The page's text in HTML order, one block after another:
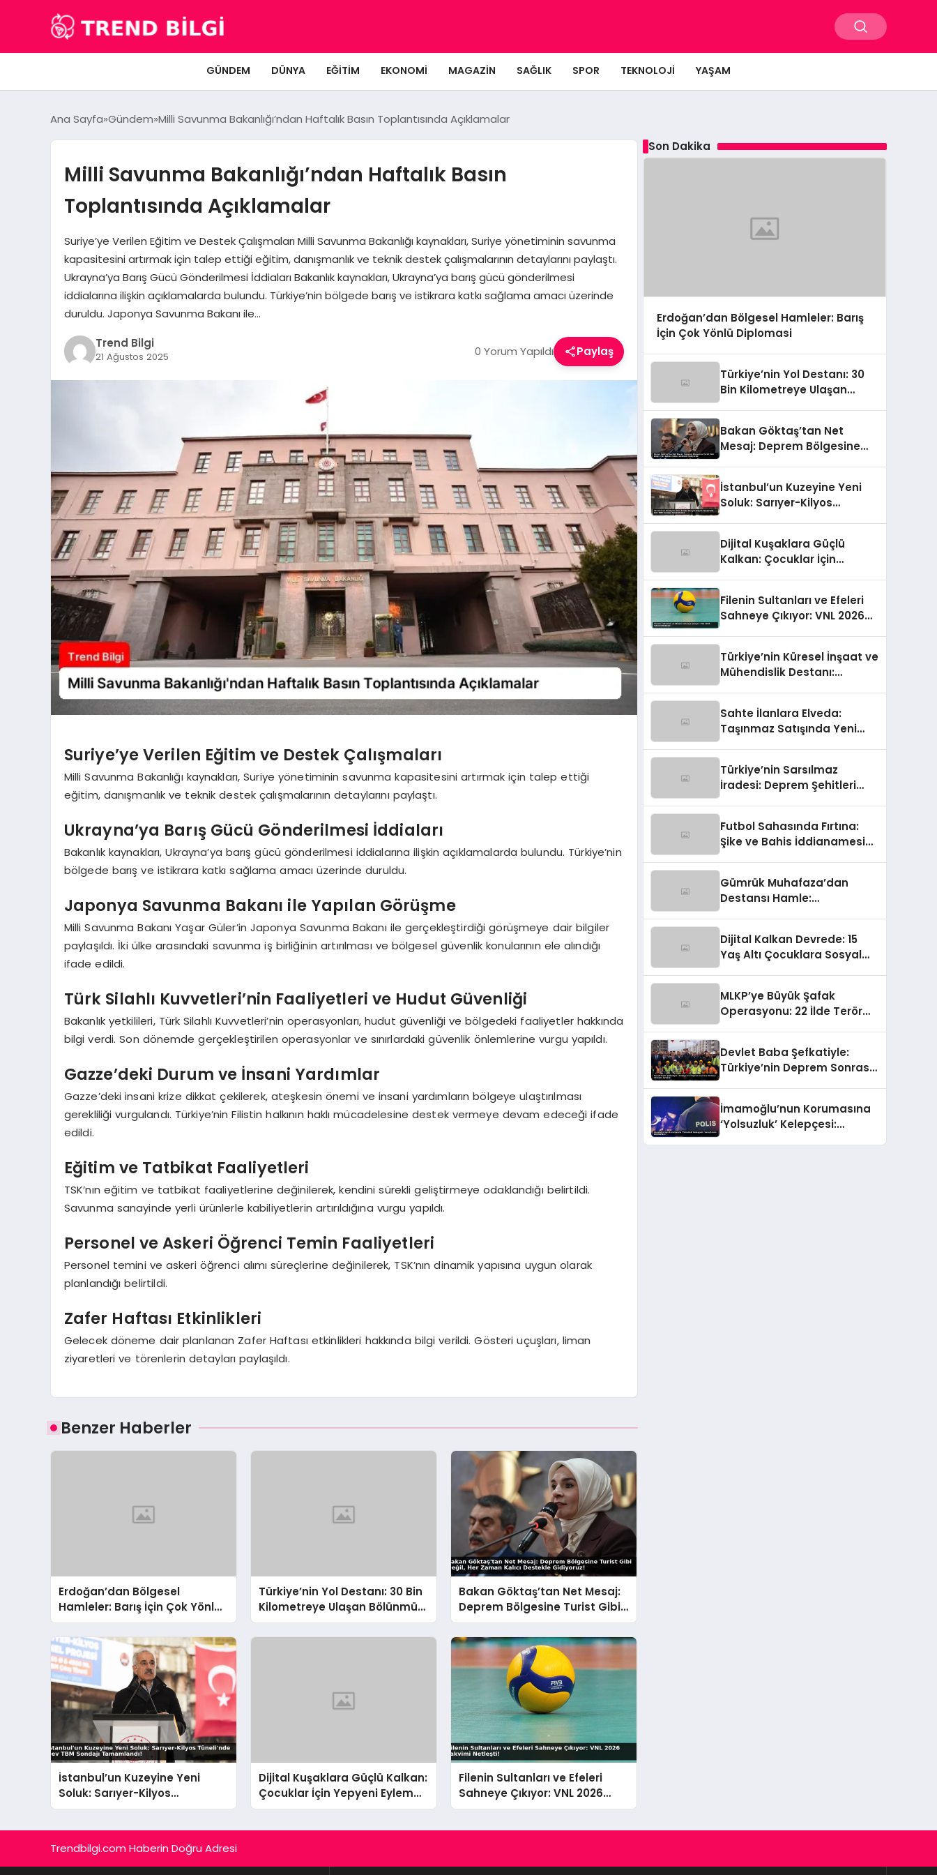
GÜNDEM DÜNYA EĞITIM EKONOMI MAGAZIN SAĞLIK SPOR TEKNOLOJI YAŞAM
Ana Sayfa Gündem Milli Savunma Bakanlığı’ndan Haftalık Basın Toplantısında Açıklamalar
Milli Savunma Bakanlığı’ndan Haftalık Basın
Toplantısında Açıklamalar
Suriye’ye Verilen Eğitim ve Destek Çalışmaları Milli Savunma Bakanlığı kaynakları, Suriye yönetiminin savunma
kapasitesini artırmak için talep ettiği eğitim, danışmanlık ve teknik destek çalışmalarının detaylarını paylaştı.
Ukrayna’ya Barış Gücü Gönderilmesi İddiaları Bakanlık kaynakları, Ukrayna’ya barış gücü gönderilmesi
iddialarına ilişkin açıklamalarda bulundu. Türkiye’nin bölgede barış ve istikrara katkı sağlama amacı üzerinde
duruldu. Japonya Savunma Bakanı ile…
Trend Bilgi
21 Ağustos 2025 0 Yorum Yapıldı Paylaş
Suriye’ye Verilen Eğitim ve Destek Çalışmaları
Milli Savunma Bakanlığı kaynakları, Suriye yönetiminin savunma kapasitesini artırmak için talep ettiği
eğitim, danışmanlık ve teknik destek çalışmalarının detaylarını paylaştı.
Ukrayna’ya Barış Gücü Gönderilmesi İddiaları
Bakanlık kaynakları, Ukrayna’ya barış gücü gönderilmesi iddialarına ilişkin açıklamalarda bulundu. Türkiye’nin
bölgede barış ve istikrara katkı sağlama amacı üzerinde duruldu.
Japonya Savunma Bakanı ile Yapılan Görüşme
Milli Savunma Bakanı Yaşar Güler’in Japonya Savunma Bakanı ile gerçekleştirdiği görüşmeye dair bilgiler
paylaşıldı. İki ülke arasındaki savunma iş birliğinin artırılması ve bölgesel güvenlik konularının ele alındığı
ifade edildi.
Türk Silahlı Kuvvetleri’nin Faaliyetleri ve Hudut Güvenliği
Bakanlık yetkilileri, Türk Silahlı Kuvvetleri’nin operasyonları, hudut güvenliği ve bölgedeki faaliyetler hakkında
bilgi verdi. Son dönemde gerçekleştirilen operasyonlar ve sınırlardaki güvenlik önlemlerine vurgu yapıldı.
Gazze’deki Durum ve İnsani Yardımlar
Gazze’deki insani krize dikkat çekilerek, ateşkesin önemi ve insani yardımların bölgeye ulaştırılması
gerekliliği vurgulandı. Türkiye’nin Filistin halkının haklı mücadelesine destek vermeye devam edeceği ifade
edildi.
Eğitim ve Tatbikat Faaliyetleri
TSK’nın eğitim ve tatbikat faaliyetlerine değinilerek, kendini sürekli geliştirmeye odaklandığı belirtildi.
Savunma sanayinde yerli ürünlerle kabiliyetlerin artırıldığına vurgu yapıldı.
Personel ve Askeri Öğrenci Temin Faaliyetleri
Personel temini ve askeri öğrenci alımı süreçlerine değinilerek, TSK’nın dinamik yapısına uygun olarak
planlandığı belirtildi.
Zafer Haftası Etkinlikleri
Gelecek döneme dair planlanan Zafer Haftası etkinlikleri hakkında bilgi verildi. Gösteri uçuşları, liman
ziyaretleri ve törenlerin detayları paylaşıldı.
Benzer Haberler
Erdoğan’dan Bölgesel
Hamleler: Barış İçin Çok Yönlü
Diplomasi
Türkiye’nin Yol Destanı: 30 Bin
Kilometreye Ulaşan Bölünmüş
Yollar ve Aşılmaz Direnç
Bakan Göktaş’tan Net Mesaj:
Deprem Bölgesine Turist Gibi
Değil, Her Zaman Kalıcı
Destekle Gidiyoruz!
İstanbul’un Kuzeyine Yeni
Soluk: Sarıyer-Kilyos
Tüneli’nde Dev TBM Sondajı
Dijital Kuşaklara Güçlü Kalkan:
Çocuklar İçin Yepyeni Eylem
Planı Devrede
Filenin Sultanları ve Efeleri
Sahneye Çıkıyor: VNL 2026
Takvimi Netleşti!
Son Dakika
Erdoğan’dan Bölgesel Hamleler: Barış
İçin Çok Yönlü Diplomasi
Türkiye’nin Yol Destanı: 30
Bin Kilometreye Ulaşan
Bakan Göktaş’tan Net
Mesaj: Deprem Bölgesine
İstanbul’un Kuzeyine Yeni
Soluk: Sarıyer-Kilyos
Dijital Kuşaklara Güçlü
Kalkan: Çocuklar İçin
Filenin Sultanları ve Efeleri
Sahneye Çıkıyor: VNL 2026
Türkiye’nin Küresel İnşaat ve
Mühendislik Destanı:
Sahte İlanlara Elveda:
Taşınmaz Satışında Yeni
Türkiye’nin Sarsılmaz
İradesi: Deprem Şehitleri
Futbol Sahasında Fırtına:
Şike ve Bahis İddianamesi
Gümrük Muhafaza’dan
Destansı Hamle:
Tokat
Dijital Kalkan Devrede: 15
Yaş Altı Çocuklara Sosyal
MLKP’ye Büyük Şafak
Operasyonu: 22 İlde Terör
Devlet Baba Şefkatiyle:
Türkiye’nin Deprem Sonrası
İmamoğlu’nun Korumasına
‘Yolsuzluk’ Kelepçesi:
Trendbilgi.com Haberin Doğru Adresi